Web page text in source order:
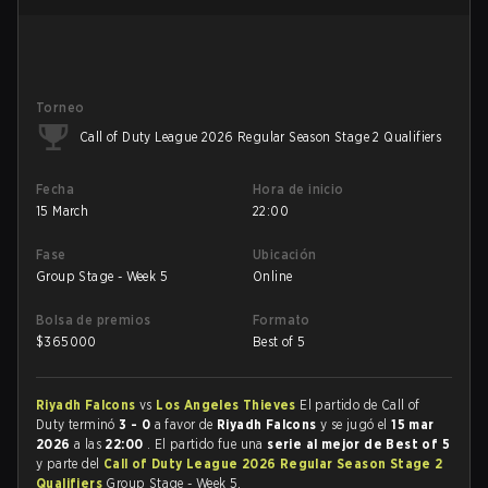
Torneo
Call of Duty League 2026 Regular Season Stage 2 Qualifiers
Fecha
15 March
Hora de inicio
22:00
Fase
Group Stage - Week 5
Ubicación
Online
Bolsa de premios
$365000
Formato
Best of 5
Riyadh Falcons vs Los Angeles Thieves El partido de Call of
Duty terminó3 - 0 a favor de Riyadh Falconsy se jugó el15 mar
2026 a las 22:00 . El partido fue una serie al mejor de Best of 5
y parte del Call of Duty League 2026 Regular Season Stage 2
Qualifiers Group Stage - Week 5.